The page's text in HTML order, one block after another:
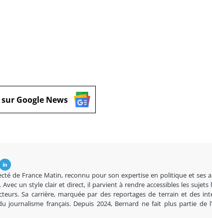
Google News
de France Matin, reconnu pour son expertise en politique et ses
un style clair et direct, il parvient à rendre accessibles les sujets
Sa carrière, marquée par des reportages de terrain et des
journalisme français. Depuis 2024, Bernard ne fait plus partie de